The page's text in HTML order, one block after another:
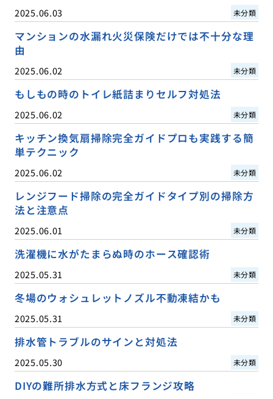
2025.06.03 未分類
マンションの水漏れ火災保険だけでは不十分な理
由
2025.06.02 未分類
もしもの時のトイレ紙詰まりセルフ対処法
2025.06.02 未分類
キッチン換気扇掃除完全ガイドプロも実践する簡
単テクニック
2025.06.02 未分類
レンジフード掃除の完全ガイドタイプ別の掃除方
法と注意点
2025.06.01 未分類
洗濯機に水がたまらぬ時のホース確認術
2025.05.31 未分類
冬場のウォシュレットノズル不動凍結かも
2025.05.31 未分類
排水管トラブルのサインと対処法
2025.05.30 未分類
DIYの難所排水方式と床フランジ攻略